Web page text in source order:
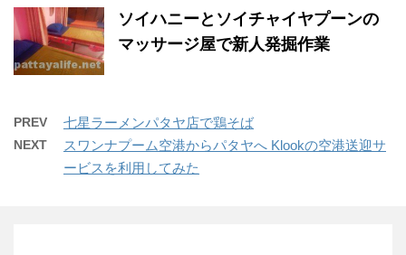
ソイハニーとソイチャイヤプーンの
マッサージ屋で新人発掘作業
PREV 七星ラーメンパタヤ店で鶏そば
NEXT
スワンナプーム空港からパタヤへ Klookの空港送迎サ
ービスを利用してみた